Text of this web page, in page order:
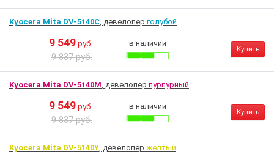
Kyocera Mita DV-5140C, девелопер голубой
9 549 руб.
9 837 руб.
в наличии
Купить
Kyocera Mita DV-5140M, девелопер пурпурный
9 549 руб.
9 837 руб.
в наличии
Купить
Kyocera Mita DV-5140Y, девелопер желтый